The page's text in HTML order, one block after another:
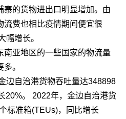
寨的货物进出口明显增加。由
流费也相比疫情期间便宜很
幅增长。
亚地区的一些国家的物流量
。
自治港货物吞吐量达348898
20%。 2022年，金边自治港货
标准箱(TEUs)，同比增长